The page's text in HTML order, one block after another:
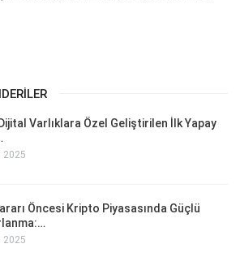
Varlıklara Özel Geliştirilen İlk Yapay
2025
Öncesi Kripto Piyasasında Güçlü
2025